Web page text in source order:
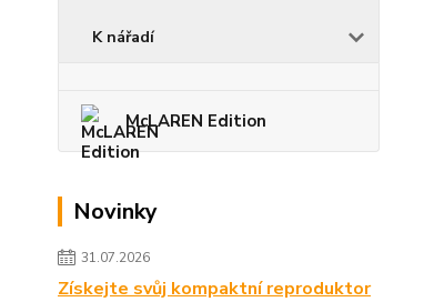
K nářadí
McLAREN Edition
Novinky
31.07.2026
Získejte svůj kompaktní reproduktor